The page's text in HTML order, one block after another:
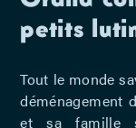
petits
Tout le monde
déménagement
et sa famille